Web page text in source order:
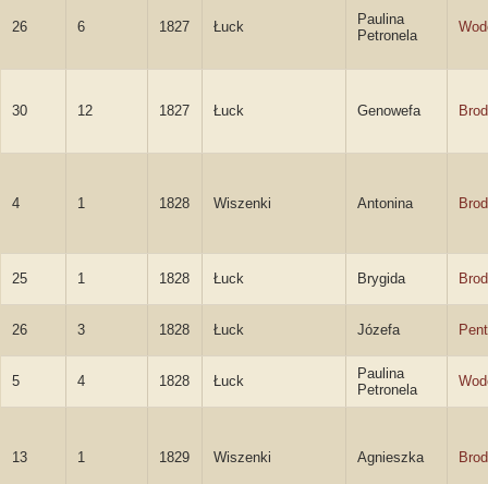
26 6 1827 Łuck
Paulina
Petronela
30 12 1827 Łuck Genowefa
4 1 1828 Wiszenki Antonina
25 1 1828 Łuck Brygida
26 3 1828 Łuck Józefa
5 4 1828 Łuck
Paulina
Petronela
13 1 1829 Wiszenki Agnieszka